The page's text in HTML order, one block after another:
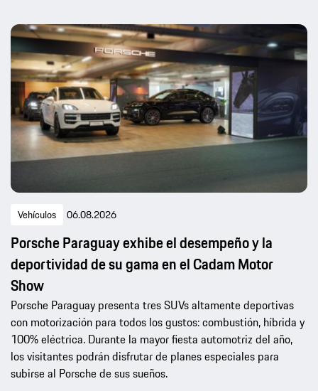
Vehículos 06.08.2026
Porsche Paraguay exhibe el desempeño y la
deportividad de su gama en el Cadam Motor
Show
Porsche Paraguay presenta tres SUVs altamente deportivas
con motorización para todos los gustos: combustión, híbrida y
100% eléctrica. Durante la mayor fiesta automotriz del año,
los visitantes podrán disfrutar de planes especiales para
subirse al Porsche de sus sueños.